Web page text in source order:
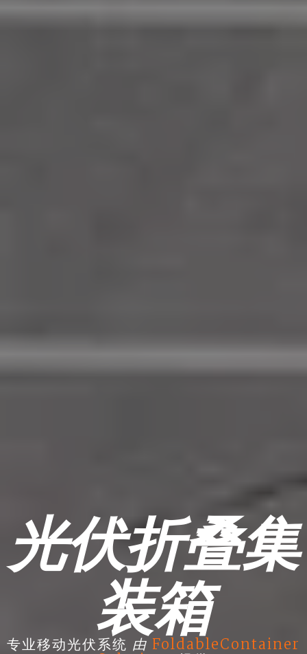
光伏折叠集
装箱
专业移动光伏系统 由 FoldableContainer